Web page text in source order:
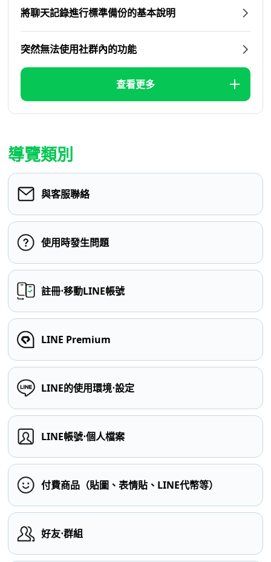
將聊天記錄進行標準備份的基本說明
突然無法使用社群內的功能
查看更多
導覽類別
與客服聯絡
使用時發生問題
註冊⋅移動LINE帳號
LINE Premium
LINE的使用環境⋅設定
LINE帳號⋅個人檔案
付費商品（貼圖、表情貼、LINE代幣等）
好友⋅群組